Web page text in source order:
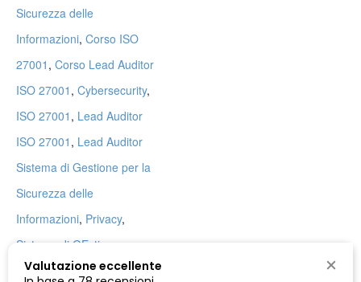
Sicurezza delle
Informazioni, Corso ISO
27001 , Corso Lead Auditor
ISO 27001 , Cybersecurity,
ISO 27001 , Lead Auditor
ISO 27001 , Lead Auditor
Sistema di Gestione per la
Sicurezza delle
Informazioni, Privacy,
Sistema di GEstione
Sicurezza delle Informazioni
Valutazione eccellente